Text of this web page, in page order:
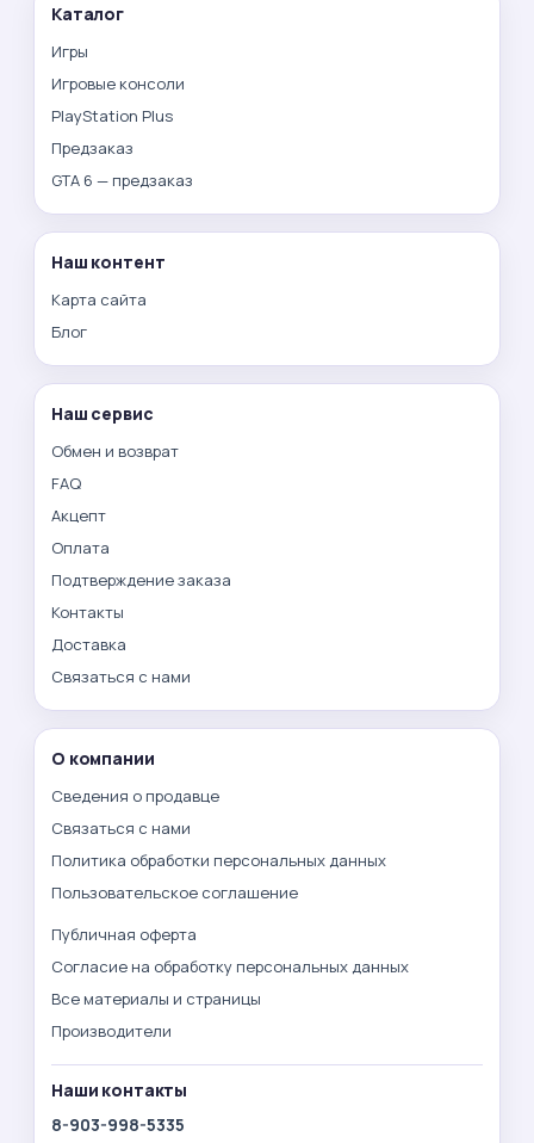
Каталог
Игры
Игровые консоли
PlayStation Plus
Предзаказ
GTA 6 — предзаказ
Наш контент
Карта сайта
Блог
Наш сервис
Обмен и возврат
FAQ
Акцепт
Оплата
Подтверждение заказа
Контакты
Доставка
Связаться с нами
О компании
Сведения о продавце
Связаться с нами
Политика обработки персональных данных
Пользовательское соглашение
Публичная оферта
Согласие на обработку персональных данных
Все материалы и страницы
Производители
Наши контакты
8-903-998-5335